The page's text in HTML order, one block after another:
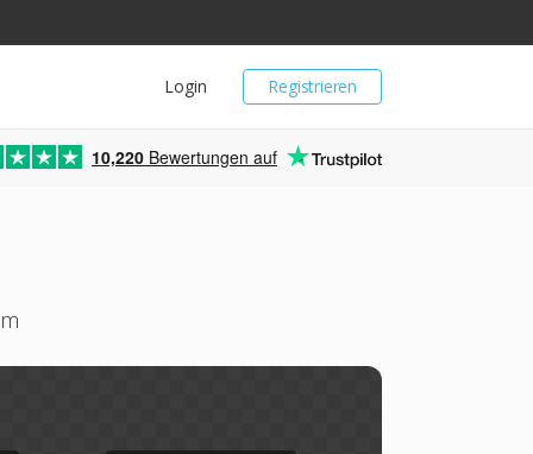
Registrieren
Login
10,220 Bewertungen auf